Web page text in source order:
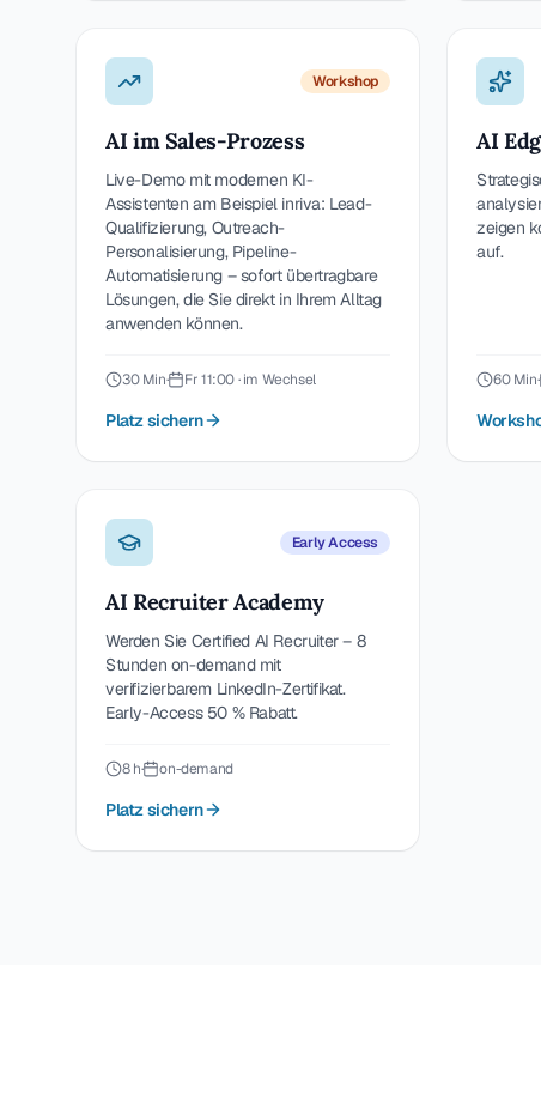
Workshop
AI im Sales-Prozess
Live-Demo mit modernen KI-
Assistenten am Beispiel inriva: Lead-
Qualifizierung, Outreach-
Personalisierung, Pipeline-
Automatisierung – sofort übertragbare
Lösungen, die Sie direkt in Ihrem Alltag
anwenden können.
30 Min· Fr 11:00 · im Wechsel
Platz sichern
AI
zeigen
auf.
60 Min·
Early Access
AI Recruiter Academy
Werden Sie Certified AI Recruiter – 8
Stunden on-demand mit
verifizierbarem LinkedIn-Zertifikat.
Early-Access 50 % Rabatt.
8 h· on-demand
Platz sichern